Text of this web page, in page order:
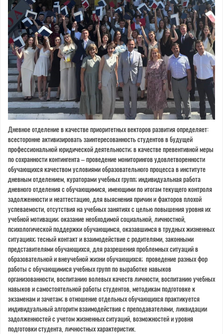
Дневное отделение в качестве приоритетных векторов развития определяет:
всесторонне активизировать заинтересованность студентов в будущей
профессиональной юридической деятельности; в качестве превентивной меры
по сохранности контингента – проведение мониторингов удовлетворенности
обучающихся качеством условиями образовательного процесса в институте
дневным отделением, кураторами учебных групп; индивидуальная работа
дневного отделения с обучающимися, имеющими по итогам текущего контроля
задолженности и неаттестацию, для выяснения причин и факторов плохой
успеваемости, отсутствия на учебных занятиях с целью повышения уровня их
учебной мотивации; оказание необходимой социальной, личностной,
психологической поддержки обучающимся, оказавшимся в трудных жизненных
ситуациях; тесный контакт и взаимодействие с родителями, законными
представителями обучающихся, для разрешения проблемных ситуаций в
образовательной и внеучебной жизни обучающихся; проведение разных фор
работы с обучающимися учебных групп по выработке навыков
организованности, воспитанию волевых качеств личности, воспитанию учебных
навыков и самостоятельной работы студентов, методикам подготовке к
экзаменам и зачетам; в отношение отдельных обучающихся практикуется
индивидуальный алгоритм взаимодействия с преподавателями, ликвидации
задолженностей с учетом жизненных ситуаций, возможностей и уровня
подготовки студента, личностных характеристик.